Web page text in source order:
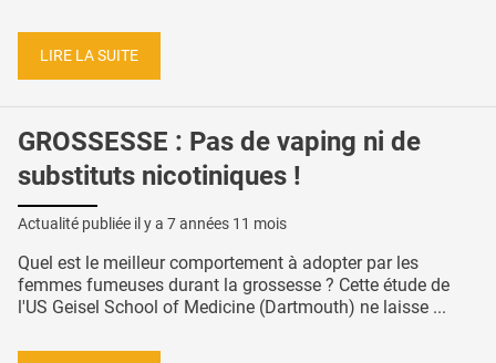
LIRE LA SUITE
GROSSESSE : Pas de vaping ni de
substituts nicotiniques !
Actualité publiée il y a 7 années 11 mois
Quel est le meilleur comportement à adopter par les
femmes fumeuses durant la grossesse ? Cette étude de
l'US Geisel School of Medicine (Dartmouth) ne laisse ...